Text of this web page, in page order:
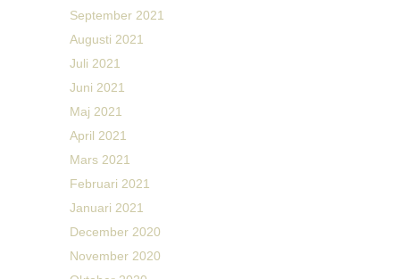
September 2021
Augusti 2021
Juli 2021
Juni 2021
Maj 2021
April 2021
Mars 2021
Februari 2021
Januari 2021
December 2020
November 2020